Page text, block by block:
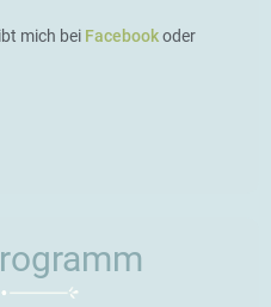
mich bei Facebookoder